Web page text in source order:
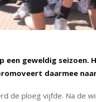
een geweldig seizoen.
daarmee
de ploeg vijfde. Na de